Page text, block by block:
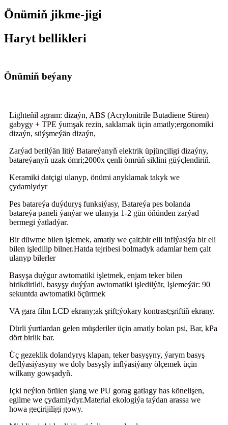
Önümiň jikme-jigi
Haryt bellikleri
Önümiň beýany
Lighteňil agram: dizaýn, ABS (Acrylonitrile Butadiene Stiren)
gabygy + TPE ýumşak rezin, saklamak üçin amatly;ergonomiki
dizaýn, süýşmeýän dizaýn,
Zarýad berilýän litiý Batareýanyň elektrik üpjünçiligi dizaýny,
batareýanyň uzak ömri;2000x çenli ömrüň siklini güýçlendiriň.
Keramiki datçigi ulanyp, önümi anyklamak takyk we
çydamlydyr
Pes batareýa duýduryş funksiýasy, Batareýa pes bolanda
batareýa paneli ýanýar we ulanyja 1-2 gün öňünden zarýad
bermegi ýatladýar.
Bir düwme bilen işlemek, amatly we çalt;bir elli inflýasiýa bir eli
bilen işledilip bilner.Hatda tejribesi bolmadyk adamlar hem çalt
ulanyp bilerler
Basyşa duýgur awtomatiki işletmek, enjam teker bilen
birikdirildi, basyşy duýýan awtomatiki işledilýär, Işlemeýär: 90
sekuntda awtomatiki öçürmek
VA gara film LCD ekrany;ak şrift;ýokary kontrast;şriftiň ekrany.
Dürli ýurtlardan gelen müşderiler üçin amatly bolan psi, Bar, kPa
dört birlik bar.
Üç gezeklik dolandyryş klapan, teker basyşyny, ýarym basyş
deflýasiýasyny we doly basyşly inflýasiýany ölçemek üçin
wilkany gowşadyň.
Içki neýlon örülen şlang we PU gorag gatlagy has könelişen,
egilme we çydamlydyr.Material ekologiýa taýdan arassa we
howa geçirijiligi gowy.